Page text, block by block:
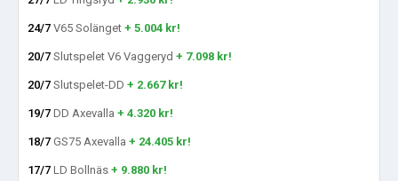
24/7 V65 Solänget + 5.004 kr!
20/7 Slutspelet V6 Vaggeryd + 7.098 kr!
20/7 Slutspelet-DD + 2.667 kr!
19/7 DD Axevalla + 4.320 kr!
18/7 GS75 Axevalla + 24.405 kr!
17/7 LD Bollnäs + 9.880 kr!